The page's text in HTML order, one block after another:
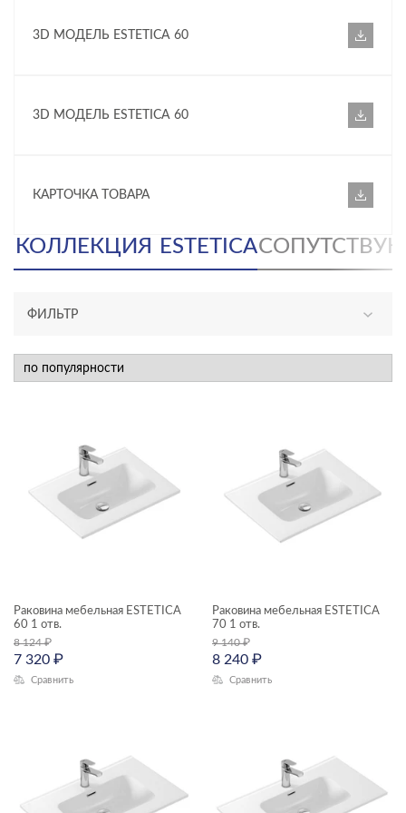
3D МОДЕЛЬ ESTETICA 60
3D МОДЕЛЬ ESTETICA 60
КАРТОЧКА ТОВАРА
КОЛЛЕКЦИЯ ESTETICA
ФИЛЬТР
инсталляции и комплекты
ТИП ПРОДУКТА
кнопки для инсталляций
раковины мебельные
ЦЕНА, ₽
Раковина мебельная ESTETICA
60 1 отв.
8 124₽
7 320 ₽
Сравнить
Раковина мебельная ESTETICA
70 1 отв.
9 140₽
8 240 ₽
Сравнить